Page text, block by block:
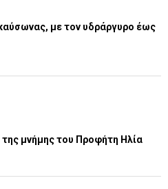
με τον υδράργυρο έως
μνήμης του Προφήτη Ηλία